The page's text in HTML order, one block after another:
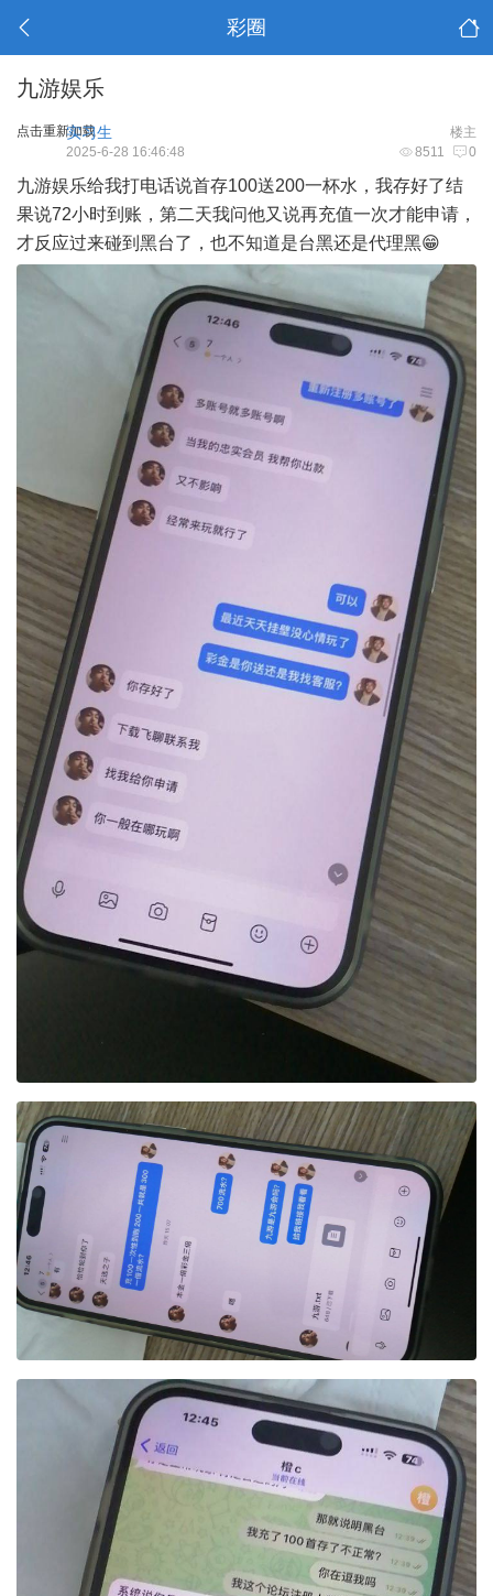
彩圈
九游娱乐
点击重新加载 楼主
实习生
8511 0
2025-6-28 16:46:48
九游娱乐给我打电话说首存100送200一杯水，我存好了结
果说72小时到账，第二天我问他又说再充值一次才能申请，
才反应过来碰到黑台了，也不知道是台黑还是代理黑😁